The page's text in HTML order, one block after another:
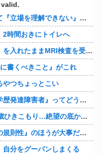
場を理解できない』だよな
2時間おきにトイレへ
たままMRI検査を受けた結果 →
書くべきこと』がこれ
やつちょっとこい
』ってどう生きたらいいんや？
家族を救ったのは『障害基礎年金』だった
性』のほうが大事だと判明
自分をグーパンしまくる